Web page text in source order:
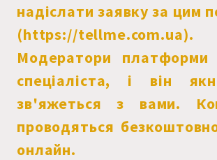
надіслати заявку за цим
(https://tellme.com.ua).
Модератори платформи
спеціаліста, і він
зв'яжеться з вами.
проводяться
онлайн.